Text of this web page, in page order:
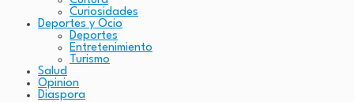
Curiosidades
Deportes y Ocio
Deportes
Entretenimiento
Turismo
Salud
Opinion
Diaspora